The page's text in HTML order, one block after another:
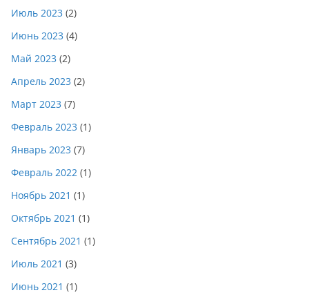
Июль 2023 (2)
Июнь 2023 (4)
Май 2023 (2)
Апрель 2023 (2)
Март 2023 (7)
Февраль 2023 (1)
Январь 2023 (7)
Февраль 2022 (1)
Ноябрь 2021 (1)
Октябрь 2021 (1)
Сентябрь 2021 (1)
Июль 2021 (3)
Июнь 2021 (1)